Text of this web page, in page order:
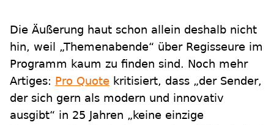
Die Äußerung haut schon allein deshalb nicht
hin, weil „Themenabende“ über Regisseure im
Programm kaum zu finden sind. Noch mehr
Artiges: Pro Quote kritisiert, dass „der Sender,
der sich gern als modern und innovativ
ausgibt“ in 25 Jahren „keine einzige